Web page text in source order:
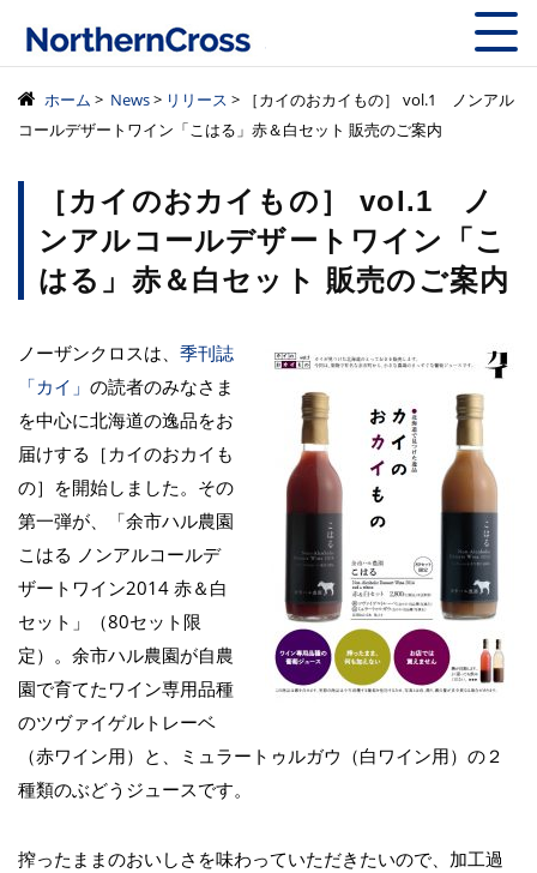
株式会社ノーザン
ホーム > News> リリース > ［カイのおカイもの］ vol.1 ノンアル
コールデザートワイン「こはる」赤＆白セット 販売のご案内
［カイのおカイもの］ vol.1 ノ
ンアルコールデザートワイン「こ
はる」赤＆白セット 販売のご案内
ノーザンクロスは、 季刊誌
「カイ」 の読者のみなさま
を中心に北海道の逸品をお
届けする［カイのおカイも
の］を開始しました。その
第一弾が、「余市ハル農園
こはる ノンアルコールデ
ザートワイン2014 赤＆白
セット」（80セット限
定）。余市ハル農園が自農
園で育てたワイン専用品種
のツヴァイゲルトレーベ
（赤ワイン用）と、ミュラートゥルガウ（白ワイン用）の２
種類のぶどうジュースです。
搾ったままのおいしさを味わっていただきたいので、加工過